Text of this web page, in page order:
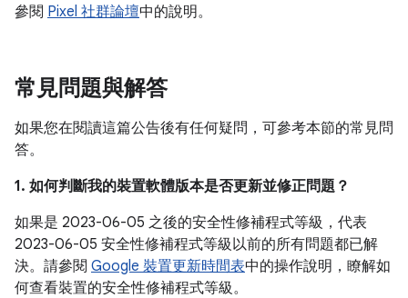
參閱 Pixel 社群論壇中的說明。
常見問題與解答
如果您在閱讀這篇公告後有任何疑問，可參考本節的常見問
答。
1. 如何判斷我的裝置軟體版本是否更新並修正問題？
如果是 2023-06-05 之後的安全性修補程式等級，代表
2023-06-05 安全性修補程式等級以前的所有問題都已解
決。請參閱 Google 裝置更新時間表中的操作說明，瞭解如
何查看裝置的安全性修補程式等級。